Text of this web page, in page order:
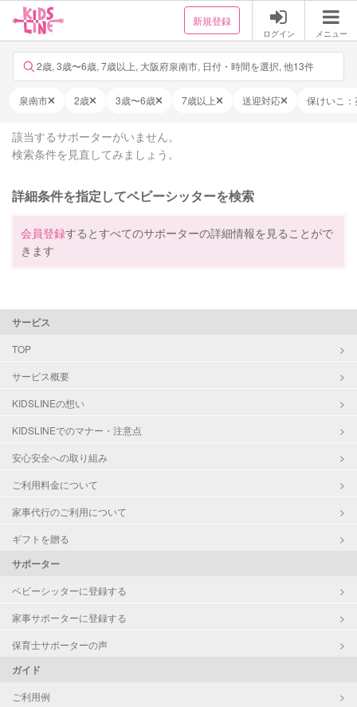
新規登録
ログイン メニュー
2歳, 3歳〜6歳, 7歳以上, 大阪府泉南市, 日付・時間を選択, 他13件
泉南市 2歳 3歳〜6歳 7歳以上 送迎対応 保けいこ：
該当するサポーターがいません。
検索条件を見直してみましょう。
詳細条件を指定してベビーシッターを検索
会員登録するとすべてのサポーターの詳細情報を見ることがで
きます
サービス
TOP
サービス概要
KIDSLINEの想い
KIDSLINEでのマナー・注意点
安心安全への取り組み
ご利用料金について
家事代行のご利用について
ギフトを贈る
サポーター
ベビーシッターに登録する
家事サポーターに登録する
保育士サポーターの声
ガイド
ご利用例